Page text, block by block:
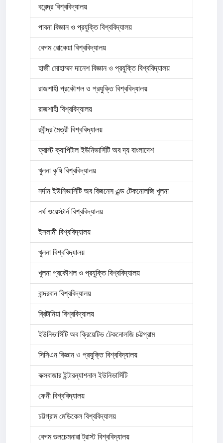
বরেন্দ্র বিশ্ববিদ্যালয়
পাবনা বিজ্ঞান ও প্রযুক্তি বিশ্ববিদ্যালয়
বেগম রোকেয়া বিশ্ববিদ্যালয়
হাজী মোহাম্মদ দানেশ বিজ্ঞান ও প্রযুক্তি বিশ্ববিদ্যালয়
রাজশাহী প্রকৌশল ও প্রযুক্তি বিশ্ববিদ্যালয়
রাজশাহী বিশ্ববিদ্যালয়
রবীন্দ্র মৈত্রী বিশ্ববিদ্যালয়
ফ্রাস্ট ক্যাপিটাল ইউনিভার্সিটি অব দ্য বাংলাদেশ
খুলনা কৃষি বিশ্ববিদ্যালয়
নর্দান ইউনিভার্সিটি অব বিজনেস এন্ড টেকনোলজি খুলনা
নর্থ ওয়েস্টার্ন বিশ্ববিদ্যালয়
ইসলামী বিশ্ববিদ্যালয়
খুলনা বিশ্ববিদ্যালয়
খুলনা প্রকৌশল ও প্রযুক্তি বিশ্ববিদ্যালয়
বান্দরবান বিশ্ববিদ্যালয়
ব্রিটানিয়া বিশ্ববিদ্যালয়
ইউনিভার্সিটি অব ক্রিয়েটিভ টেকনোলজি চট্টগ্রাম
সিসিএন বিজ্ঞান ও প্রযুক্তি বিশ্ববিদ্যালয়
কক্সবাজার ইন্টারন্যাশনাল ইউনিভার্সিটি
ফেনী বিশ্ববিদ্যালয়
চট্টগ্রাম মেডিকেল বিশ্ববিদ্যালয়
বেগম গুলচেমনারা ট্রাস্ট বিশ্ববিদ্যালয়